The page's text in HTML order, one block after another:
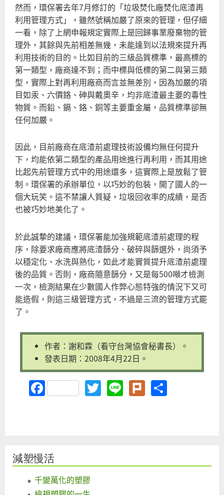
然而，環保署去年7月修訂的「垃圾焚化廠焚化底渣再
利用管理方式」，雖然號稱加嚴了原來的管理，但仔細
一看，除了上網申報規定實際上是回歸事業廢棄物的管
理外，其餘與先前相差無幾，未能達到以法規來提升再
利用技術的目的。比如目前的三級品質標準，最高標的
第一類型，廠商達不到；而中標與低標的第二與第三類
型，實際上對再利用廠商而言並無差別，因為加嚴的項
目如汞、六價鉻、砷與戴奧辛，均非底渣最主要的毒性
物質。而鉛、鎘、鉻、銅等主要重金屬，品質標準卻無
任何加嚴。
因此，目前廠商在底渣前處理技術設備均無任何提升
下，均能依第二類型的產品用途進行再利用，而其用途
比起先前管理方式中的用途還多，這實際上是放鬆了管
制。環保署的承辦單位，以巧妙的包裝，開了國人的一
個大玩笑。這不禁讓人質疑，垃圾回收率的成績，是否
也被巧妙地美化了。
於此誠摯的建議，環保署能加強規範底渣前處理的程
序，除要求廠商應將底渣篩分、破碎與篩選外，尚須予
以穩定化、水洗與熟化，如此才能實質提升底渣前處理
後的品質。否則，廠商隨意篩分，又是每500噸才檢測
一次，檢測結果在少數國人作弊心態特強的情況下又可
能造假，則這三級管理方式，不過是三流的管理方式罷
了。
作者：謝和霖（看守台灣協會秘書長）。
發表日期：2008年4月22日。
FacebookTwitter
LinePlurk
減塑慢活
千變萬化的塑膠